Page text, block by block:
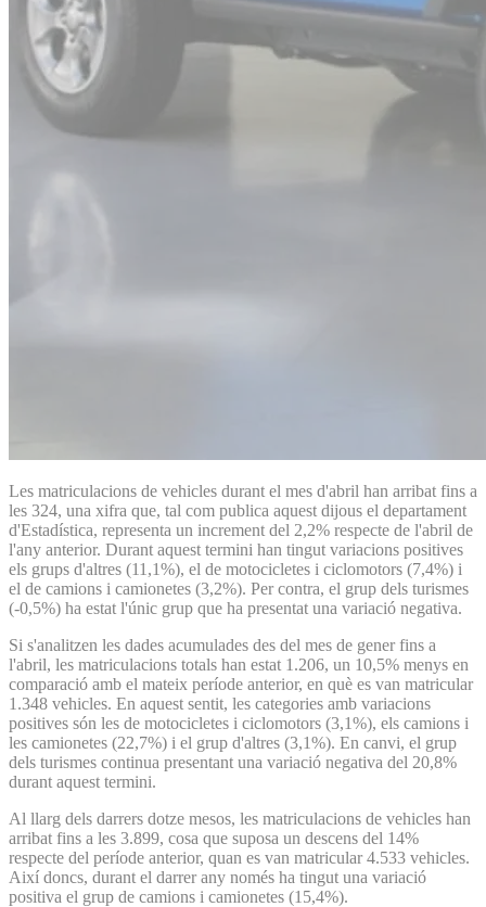
Les matriculacions de vehicles durant el mes d'abril han arribat fins a
les 324, una xifra que, tal com publica aquest dijous el departament
d'Estadística, representa un increment del 2,2% respecte de l'abril de
l'any anterior. Durant aquest termini han tingut variacions positives
els grups d'altres (11,1%), el de motocicletes i ciclomotors (7,4%) i
el de camions i camionetes (3,2%). Per contra, el grup dels turismes
(-0,5%) ha estat l'únic grup que ha presentat una variació negativa.
Si s'analitzen les dades acumulades des del mes de gener fins a
l'abril, les matriculacions totals han estat 1.206, un 10,5% menys en
comparació amb el mateix període anterior, en què es van matricular
1.348 vehicles. En aquest sentit, les categories amb variacions
positives són les de motocicletes i ciclomotors (3,1%), els camions i
les camionetes (22,7%) i el grup d'altres (3,1%). En canvi, el grup
dels turismes continua presentant una variació negativa del 20,8%
durant aquest termini.
Al llarg dels darrers dotze mesos, les matriculacions de vehicles han
arribat fins a les 3.899, cosa que suposa un descens del 14%
respecte del període anterior, quan es van matricular 4.533 vehicles.
Així doncs, durant el darrer any només ha tingut una variació
positiva el grup de camions i camionetes (15,4%).